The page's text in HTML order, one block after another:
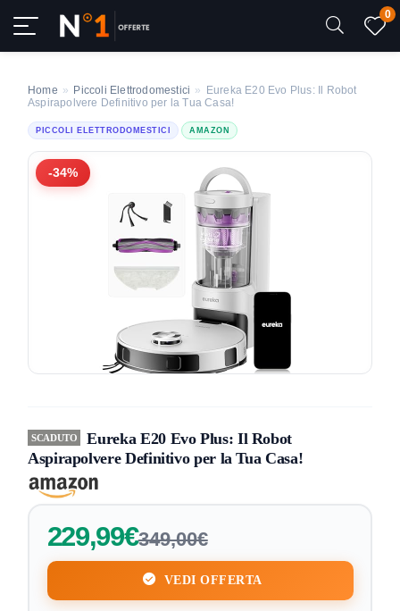
0
Home » Piccoli Elettrodomestici »
Eureka E20 Evo Plus: Il Robot
Aspirapolvere Definitivo per la Tua Casa!
PICCOLI ELETTRODOMESTICI AMAZON
-34%
SCADUTO
Eureka E20 Evo Plus: Il Robot
Aspirapolvere Definitivo per la Tua Casa!
229,99€349,00€
VEDI OFFERTA